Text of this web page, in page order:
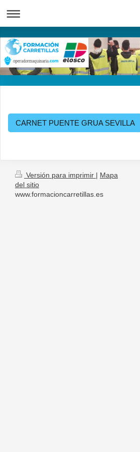
CARNET PUENTE GRUA SEVILLA
Versión para imprimir | Mapa
del sitio
www.formacioncarretillas.es